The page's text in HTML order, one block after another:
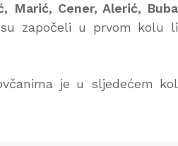
Marić, Cener, Alerić,
započeli u prvom kolu
je u sljedećem